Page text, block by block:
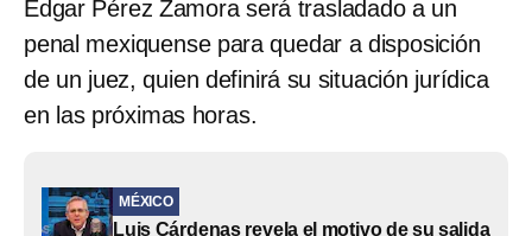
Edgar Pérez Zamora será trasladado a un
penal mexiquense para quedar a disposición
de un juez, quien definirá su situación jurídica
en las próximas horas.
MÉXICO
Luis Cárdenas revela el motivo de su salida